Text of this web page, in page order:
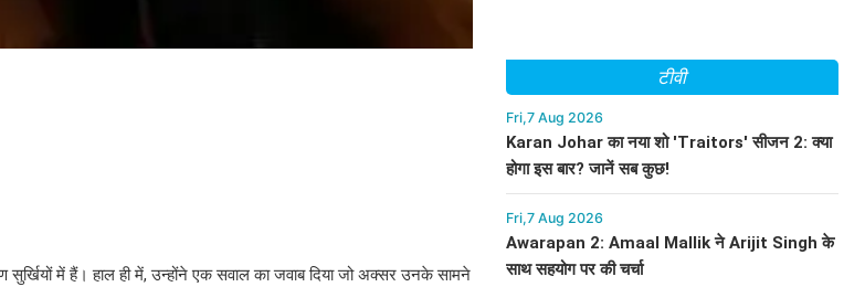
में हैं। हाल ही में, उन्होंने एक सवाल का जवाब दिया जो अक्सर उनके सामने
टीवी
Fri,7 Aug 2026
Karan Johar का नया शो 'Traitors' सीजन 2: क्या
होगा इस बार? जानें सब कुछ!
Fri,7 Aug 2026
Awarapan 2: Amaal Mallik ने Arijit Singh के
साथ सहयोग पर की चर्चा